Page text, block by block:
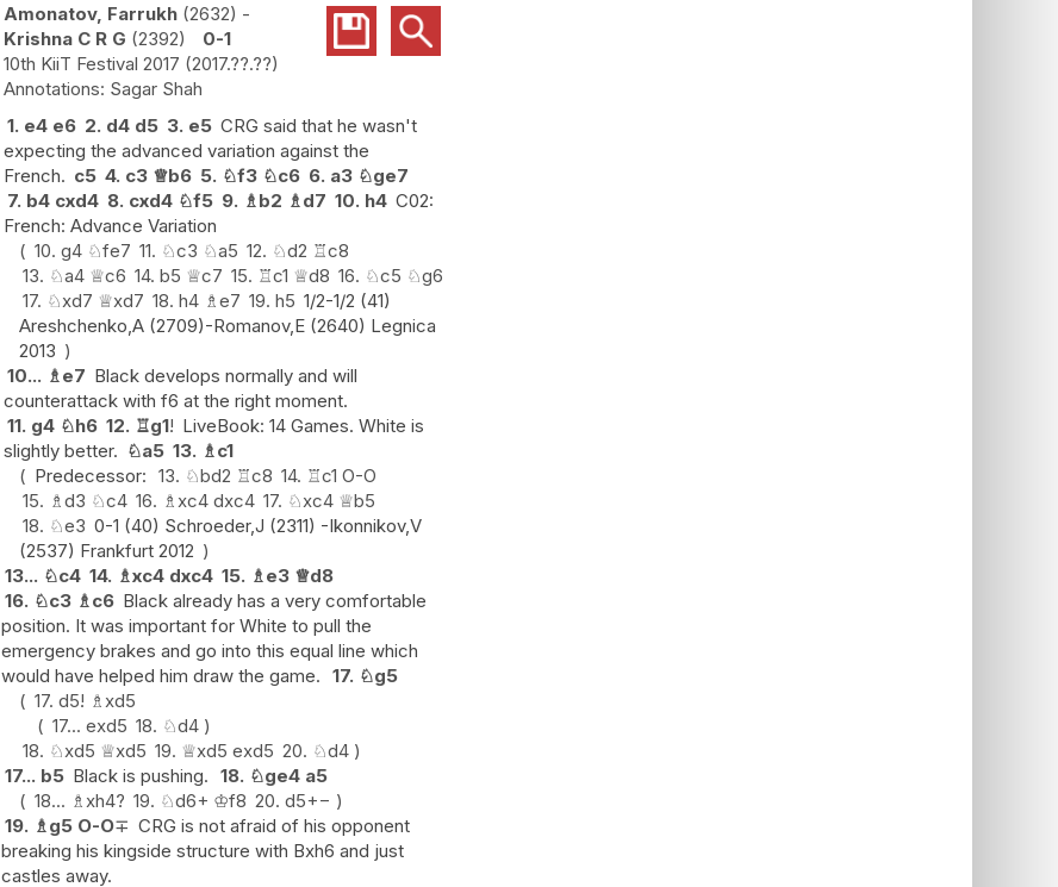
Amonatov, Farrukh 2632
-
Krishna C R G 2392
0-1
10th KiiT Festival 2017 2017.??.??
Sagar Shah
1. e4 e6 2. d4 d5 3. e5 CRG said that he wasn't
expecting the advanced variation against the
French. c5 4. c3 ♕b6 5. ♘f3 ♘c6 6. a3 ♘ge7
7. b4 cxd4 8. cxd4 ♘f5 9. ♗ b2 ♗ d7 10. h4 C02:
French: Advance Variation
10. g4 ♘fe7 11. ♘c3 ♘a5 12. ♘d2 ♖c8
13. ♘a4 ♕c6 14. b5 ♕c7 15. ♖c1 ♕d8 16. ♘c5 ♘g6
17. ♘xd7 ♕xd7 18. h4 ♗e7 19. h5 1/2-1/2 (41)
Areshchenko,A (2709)-Romanov,E (2640) Legnica
2013
10... ♗ e7 Black develops normally and will
counterattack with f6 at the right moment.
11. g4 ♘h6 12. ♖g1! LiveBook: 14 Games. White is
slightly better. ♘a5 13. ♗ c1
Predecessor: 13. ♘bd2 ♖c8 14. ♖c1 O-O
15. ♗d3 ♘c4 16. ♗ xc4 dxc4 17. ♘xc4 ♕b5
18. ♘e3 0-1 (40) Schroeder,J (2311) -Ikonnikov,V
(2537) Frankfurt 2012
13... ♘c4 14. ♗xc4 dxc4 15. ♗ e3 ♕d8
16. ♘c3 ♗ c6 Black already has a very comfortable
position. It was important for White to pull the
emergency brakes and go into this equal line which
would have helped him draw the game. 17. ♘g5
17. d5! ♗ xd5
17... exd5 18. ♘d4
18. ♘xd5 ♕xd5 19. ♕xd5 exd5 20. ♘d4
17... b5 Black is pushing. 18. ♘ge4 a5
18... ♗ xh4? 19. ♘d6+ ♔f8 20. d5+−
19. ♗ g5 O-O∓ CRG is not afraid of his opponent
breaking his kingside structure with Bxh6 and just
castles away.